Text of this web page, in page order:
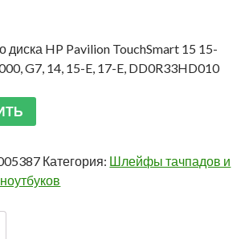
HP Pavilion TouchSmart 15 15-
G7, 14, 15-E, 17-E, DD0R33HD010
Категория: Шлейфы тачпадов и